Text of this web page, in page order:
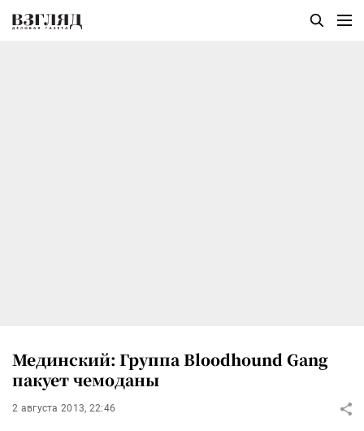
Мединский: Группа Bloodhound Gang
пакует чемоданы
2 августа 2013, 22:46